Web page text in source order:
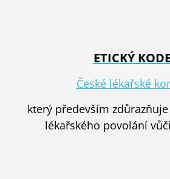
ETICKÝ
České lékařské
který především
lékařského povolání